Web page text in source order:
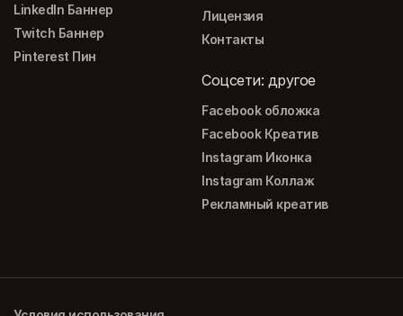
LinkedIn Баннер
Twitch Баннер
Pinterest Пин
Лицензия
Контакты
Соцсети: другое
Facebook обложка
Facebook Креатив
Instagram Иконка
Instagram Коллаж
Рекламный креатив